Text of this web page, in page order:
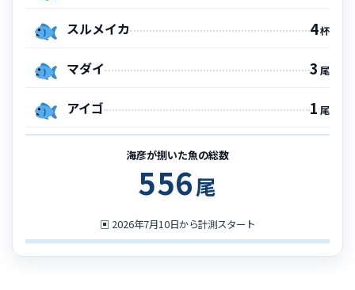
スルメイカ 4杯
マダイ 3 尾
アイゴ 1 尾
海彦が捌いた魚の総数
556尾
▣ 2026年7月10日から計測スタート